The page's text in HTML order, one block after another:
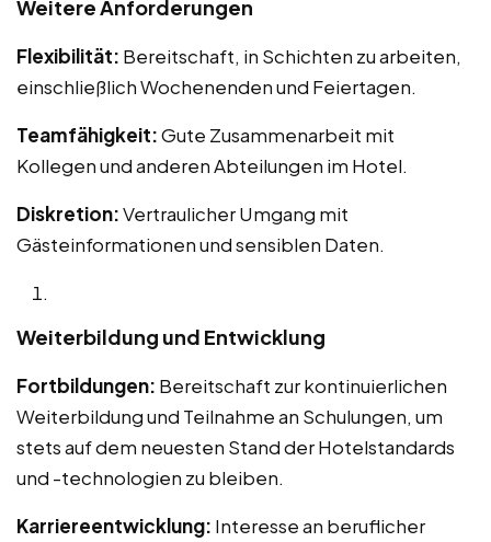
Weitere Anforderungen
Flexibilität: Bereitschaft, in Schichten zu arbeiten,
einschließlich Wochenenden und Feiertagen.
Teamfähigkeit:Gute Zusammenarbeit mit
Kollegen und anderen Abteilungen im Hotel.
Diskretion:Vertraulicher Umgang mit
Gästeinformationen und sensiblen Daten.
Weiterbildung und Entwicklung
Fortbildungen: Bereitschaft zur kontinuierlichen
Weiterbildung und Teilnahme an Schulungen, um
stets auf dem neuesten Stand der Hotelstandards
und -technologien zu bleiben.
Karriereentwicklung: Interesse an beruflicher